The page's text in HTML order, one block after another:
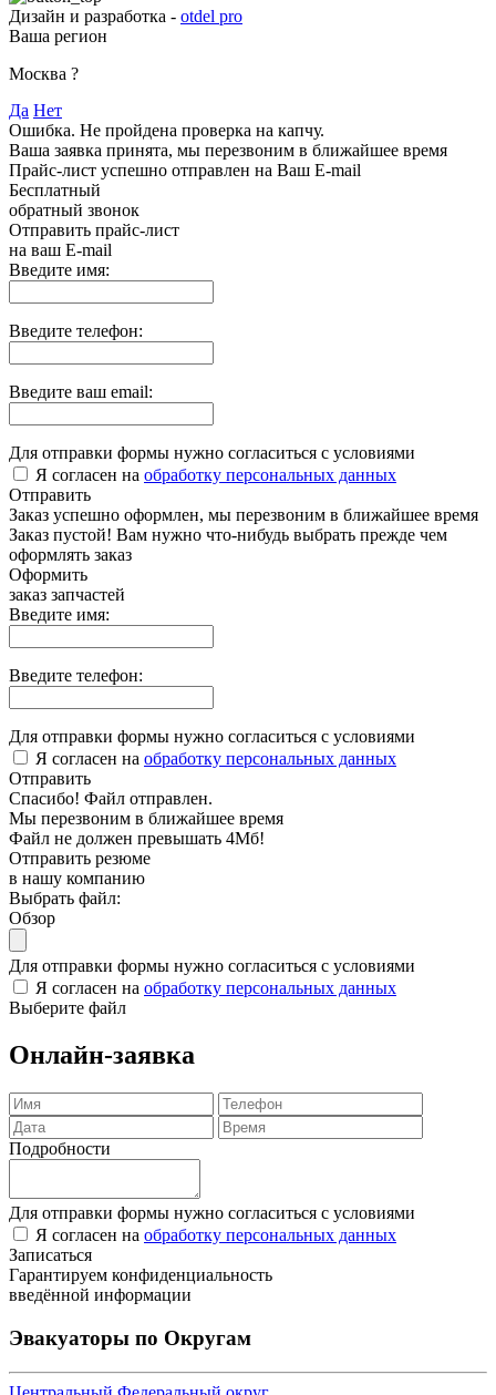
Дизайн и разработка - otdel pro
Ваша регион
Москва ?
Да Нет
Ошибка. Не пройдена проверка на капчу.
Ваша заявка принята, мы перезвоним в ближайшее время
Прайс-лист успешно отправлен на Ваш E-mail
Бесплатный
обратный звонок
Отправить прайс-лист
на ваш E-mail
Введите имя:
Введите телефон:
Введите ваш email:
Для отправки формы нужно согласиться с условиями
Я согласен на обработку персональных данных
Отправить
Заказ успешно оформлен, мы перезвоним в ближайшее время
Заказ пустой! Вам нужно что-нибудь выбрать прежде чем
оформлять заказ
Оформить
заказ запчастей
Введите имя:
Введите телефон:
Для отправки формы нужно согласиться с условиями
Я согласен на обработку персональных данных
Отправить
Спасибо! Файл отправлен.
Мы перезвоним в ближайшее время
Файл не должен превышать 4Мб!
Отправить резюме
в нашу компанию
Выбрать файл:
Обзор
Для отправки формы нужно согласиться с условиями
Я согласен на обработку персональных данных
Выберите файл
Онлайн-заявка
Подробности
Для отправки формы нужно согласиться с условиями
Я согласен на обработку персональных данных
Записаться
Гарантируем конфиденциальность
введённой информации
Эвакуаторы по Округам